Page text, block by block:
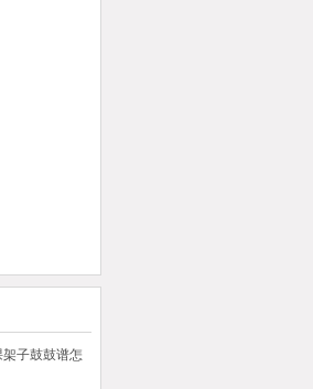
子鼓鼓谱怎